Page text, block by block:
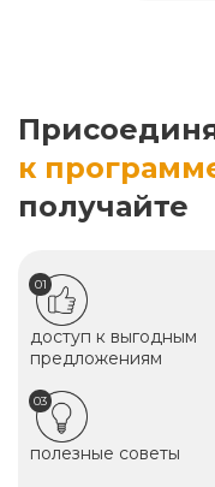
к
получайте
01
доступ к выгодным
предложениям
03
полезные советы